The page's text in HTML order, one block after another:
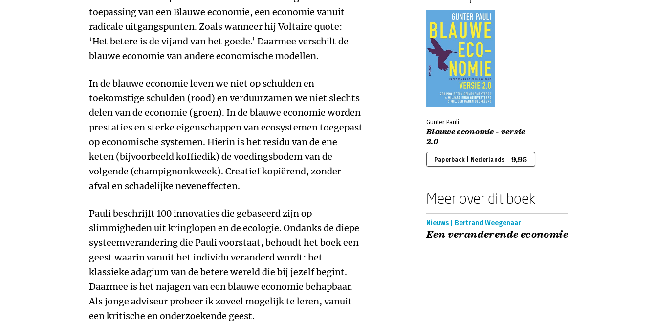
toepassing van eenBlauwe economie, een economie vanuit
radicale uitgangspunten. Zoals wanneer hij Voltaire quote:
‘Het betere is de vijand van het goede.’ Daarmee verschilt de
blauwe economie van andere economische modellen.
In de blauwe economie leven we niet op schulden en
toekomstige schulden (rood) en verduurzamen we niet slechts
delen van de economie (groen). In de blauwe economie worden
prestaties en sterke eigenschappen van ecosystemen toegepast
op economische systemen. Hierin is het residu van de ene
keten (bijvoorbeeld koffiedik) de voedingsbodem van de
volgende (champignonkweek). Creatief kopiërend, zonder
afval en schadelijke neveneffecten.
Pauli beschrijft 100 innovaties die gebaseerd zijn op
slimmigheden uit kringlopen en de ecologie. Ondanks de diepe
systeemverandering die Pauli voorstaat, behoudt het boek een
geest waarin vanuit het individu veranderd wordt: het
klassieke adagium van de betere wereld die bij jezelf begint.
Daarmee is het najagen van een blauwe economie behapbaar.
Als jonge adviseur probeer ik zoveel mogelijk te leren, vanuit
een kritische en onderzoekende geest.
Gunter Pauli
Blauwe economie - versie
2.0
Paperback | Nederlands 9,95
Meer over dit boek
Nieuws | Bertrand Weegenaar
Een veranderende economie